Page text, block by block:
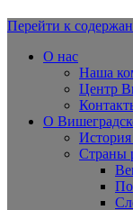
Перейти к
О нас
Наша
Центр
О
История
Страны